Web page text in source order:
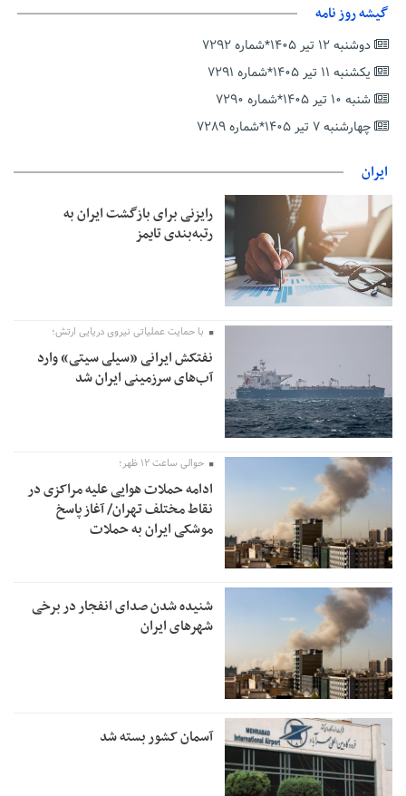
نایب رئیس هیات مرکزی نظارت بر انتخابات شوراها: انتخابات در
پاییز برگزار می‌شود
خسرو سینایی، «فیلمسازی یک حرفه نیست، یک نوع زندگیست»
ترقی: سیاست خارجی پس از جنگ نیازمند بازنگری است
خدمات درمانی
مهاجرانی: کشور با همبستگی ملی از دشواری‌های جنگ گذر کرد
گیشه روز نامه
دوشنبه ۱۲ تیر ۱۴۰۵*شماره ۷۲۹۲
یکشنبه ۱۱ تیر ۱۴۰۵*شماره ۷۲۹۱
شنبه ۱۰ تیر ۱۴۰۵*شماره ۷۲۹۰
چهارشنبه ۷ تیر ۱۴۰۵*شماره ۷۲۸۹
ایران
رایزنی برای بازگشت ایران به
رتبه‌بندی تایمز
با حمایت عملیاتی نیروی دریایی ارتش؛
نفتکش ایرانی «سیلی سیتی» وارد
آب‌های سرزمینی ایران شد
حوالی ساعت ۱۲ ظهر؛
ادامه حملات هوایی علیه مراکزی در
نقاط مختلف تهران/ آغاز پاسخ
موشکی ایران به حملات
شنیده شدن صدای انفجار در برخی
شهرهای ایران
آسمان کشور بسته شد